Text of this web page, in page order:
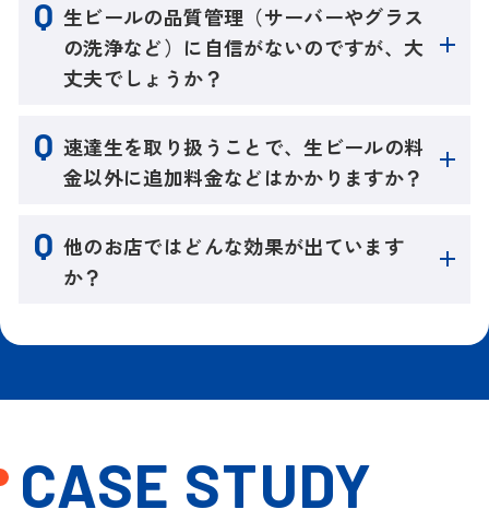
生ビールの品質管理（サーバーやグラス
の洗浄など）に自信がないのですが、大
丈夫でしょうか？
速達生を取り扱うことで、生ビールの料
金以外に追加料金などはかかりますか？
他のお店ではどんな効果が出ています
か？
CASE STUDY